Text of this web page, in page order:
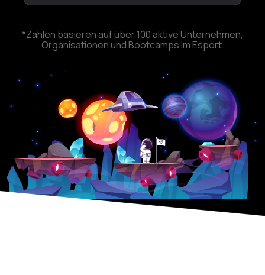
*Zahlen basieren auf über 100 aktive Unternehmen,
Organisationen und Bootcamps im Esport.